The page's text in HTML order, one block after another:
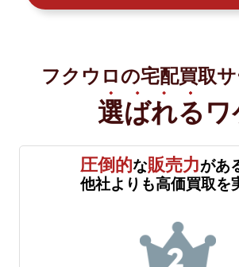
フクウロの宅配買取
選ばれる ワ
圧倒的な販売力があ
他社よりも高価買取を